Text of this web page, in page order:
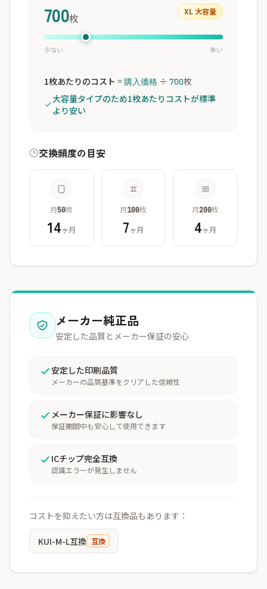
700枚 XL 大容量
少ない 多い
1枚あたりのコスト =購入価格 ÷ 700枚
大容量タイプのため1枚あたりコストが標準
より安い
交換頻度の目安
月50枚
14ヶ月
月100枚
7ヶ月
月200枚
4ヶ月
メーカー純正品
安定した品質とメーカー保証の安心
安定した印刷品質
メーカーの品質基準をクリアした信頼性
メーカー保証に影響なし
保証期間中も安心して使用できます
ICチップ完全互換
認識エラーが発生しません
コストを抑えたい方は互換品もあります：
KUI-M-L互換 互換